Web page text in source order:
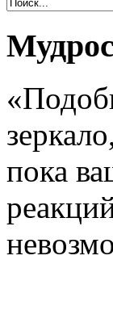
пока